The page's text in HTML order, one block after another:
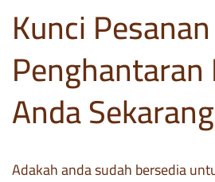
Kunci Pesanan
Anda
Adakah anda sudah bersedia